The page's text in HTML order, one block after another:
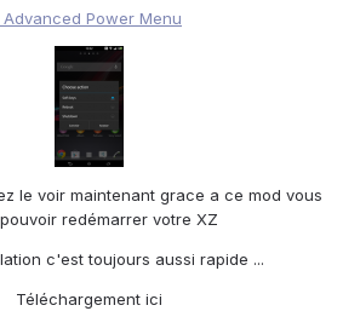
Advanced Power Menu
le voir maintenant grace a ce mod vous
redémarrer votre XZ
c'est toujours aussi rapide ...
Téléchargement ici